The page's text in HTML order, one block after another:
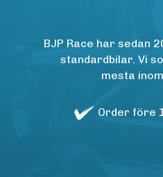
BJP Race har sedan
standardbilar. Vi
mesta
Order före